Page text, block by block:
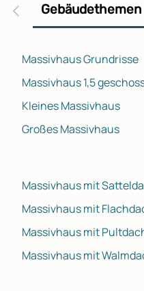
Gebäudethemen
Massivhaus Grundrisse
Massivhaus 1,5
Kleines Massivhaus
Großes Massivhaus
Massivhaus mit
Massivhaus mit
Massivhaus mit
Massivhaus mit